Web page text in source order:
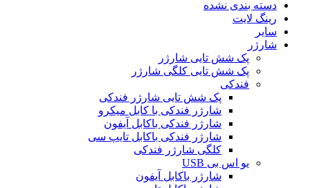
دسته بندی نشده
رینگ لایت
سایر
شارژر
پک شش تایی شارژر
پک شش تایی کلگی شارژر
فندکی
پک شش تایی شارژر فندکی
شارژر فندکی با کابل میکرو
شارژر فندکی باکابل آیفون
شارژر فندکی باکابل تایپ سی
کلگی شارژر فندکی
یو اس بی USB
شارژر باکابل آیفون